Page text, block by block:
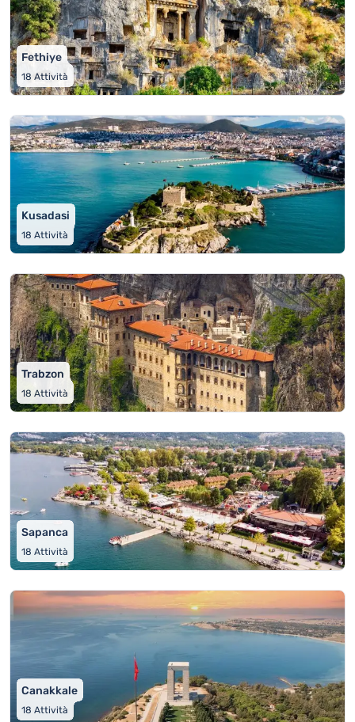
Fethiye
18 Attività
Kusadasi
18 Attività
Trabzon
18 Attività
Sapanca
18 Attività
Canakkale
18 Attività